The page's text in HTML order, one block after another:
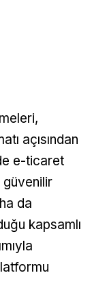
açısından
e-ticaret
güvenilir
da
kapsamlı